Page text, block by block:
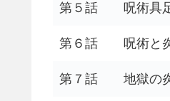
第５話 呪術具
第６話 呪術と
第７話 地獄の